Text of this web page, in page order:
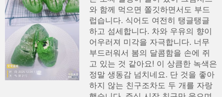
와 함께 먹으면 쫄깃하면서도 부드
럽습니다. 식어도 여전히 탱글탱글
하고 섬세합니다. 차와 우유의 향이
어우러져 미각을 자극합니다. 너무
부드러워서 봄의 달콤함을 손에 쥐
고 있는 것 같아요! 이 상큼한 녹색은
정말 생동감 넘치네요. 단 것을 좋아
하지 않는 친구조차도 두 개를 자랑